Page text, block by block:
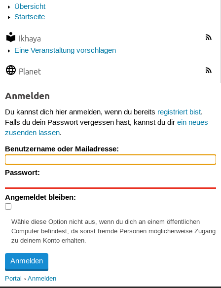
Übersicht
Startseite
Ikhaya
Eine Veranstaltung vorschlagen
Planet
Anmelden
Du kannst dich hier anmelden, wenn du bereits registriert bist.
Falls du dein Passwort vergessen hast, kannst du dir ein neues
zusenden lassen.
Benutzername oder Mailadresse:
Passwort:
Angemeldet bleiben:
Wähle diese Option nicht aus, wenn du dich an einem öffentlichen
Computer befindest, da sonst fremde Personen möglicherweise Zugang
zu deinem Konto erhalten.
Portal Anmelden